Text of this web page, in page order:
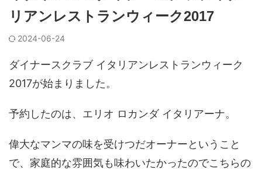
リアンレストランウィーク2017
2024-06-24
ダイナースクラブ イタリアンレストランウィーク
2017が始まりました。
予約したのは、エリオ ロカンダ イタリアーナ。
偉大なマンマの味を受けつだオーナーということ
で、家庭的な雰囲気も味わいたかったのでこちらの